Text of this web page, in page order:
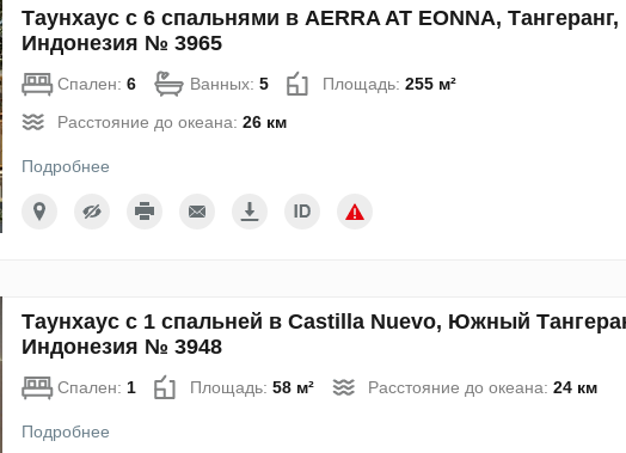
Таунхаус с 6 спальнями в AERRA AT EONNA, Тангеранг,
Индонезия № 3965
Спален: 6 Ванных: 5 Площадь: 255 м²
Расстояние до океана: 26 км
Подробнее
Таунхаус с 1 спальней в Castilla Nuevo, Южный
Индонезия № 3948
Спален: 1 Площадь: 58 м² Расстояние до океана: 24 км
Подробнее